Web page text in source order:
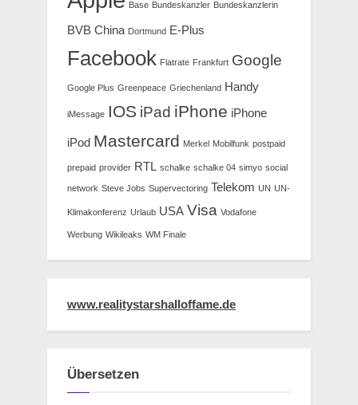
Base Bundeskanzler Bundeskanzlerin
BVB China Dortmund E-Plus
Facebook Flatrate Frankfurt Google
Google Plus Greenpeace Griechenland Handy
iMessage IOS iPad iPhone iPhone
iPod Mastercard Merkel Mobilfunk postpaid
prepaid provider RTL schalke schalke 04 simyo social
network Steve Jobs Supervectoring Telekom UN UN-
Klimakonferenz Urlaub USA Visa Vodafone
Werbung Wikileaks WM Finale
www.realitystarshalloffame.de
Übersetzen